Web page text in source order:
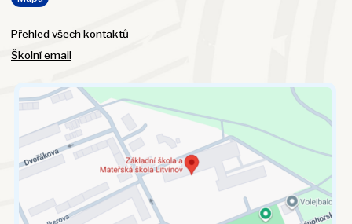
Přehled všech kontaktů
Školní email